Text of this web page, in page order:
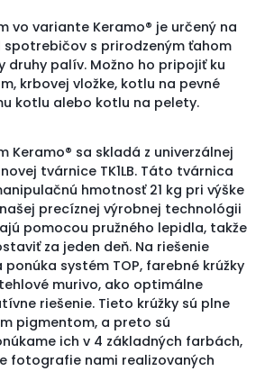
vo variante Keramo® je určený na
s prirodzeným ťahom
druhy palív. Možno ho pripojiť ku
krbovej vložke, kotlu na pevné
kotlu alebo kotlu na pelety.
Keramo® sa skladá z univerzálnej
tvárnice TK1LB. Táto tvárnica
hmotnosť 21 kg pri výške
precíznej výrobnej technológii
pomocou pružného lepidla, takže
za jeden deň. Na riešenie
systém TOP, farebné krúžky
tehlové murivo, ako optimálne
riešenie. Tieto krúžky sú plne
pigmentom, a preto sú
ich v 4 základných farbách,
fotografie nami realizovaných